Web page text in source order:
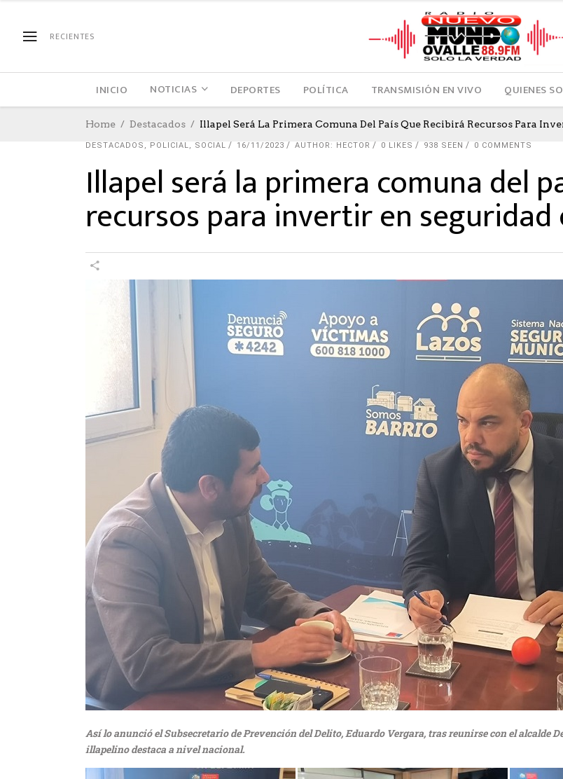
RECIENTES
INICIO NOTICIAS DEPORTES POLÍTICA TRANSMISIÓN EN VIVO QUIENES
Home Destacados Illapel Será La Primera Comuna Del País Que Recibirá Recursos Para
DESTACADOS , POLICIAL, SOCIAL 16/11/2023 AUTHOR: HECTOR 0 LIKES 938 SEEN 0 COMMENTS
Illapel será la primera comuna del
recursos para invertir en seguridad
Así lo anunció el Subsecretario de Prevención del Delito, Eduardo Vergara, tras reunirse con el alcalde
illapelino destaca a nivel nacional.